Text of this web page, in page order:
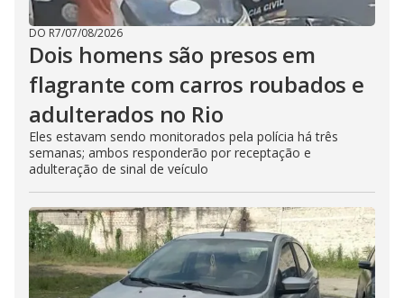
DO R7/07/08/2026
Dois homens são presos em
flagrante com carros roubados e
adulterados no Rio
Eles estavam sendo monitorados pela polícia há três
semanas; ambos responderão por receptação e
adulteração de sinal de veículo